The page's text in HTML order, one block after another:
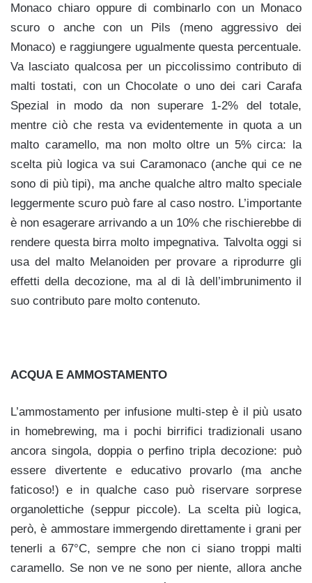
Monaco chiaro oppure di combinarlo con un Monaco
scuro o anche con un Pils (meno aggressivo dei
Monaco) e raggiungere ugualmente questa percentuale.
Va lasciato qualcosa per un piccolissimo contributo di
malti tostati, con un Chocolate o uno dei cari Carafa
Spezial in modo da non superare 1-2% del totale,
mentre ciò che resta va evidentemente in quota a un
malto caramello, ma non molto oltre un 5% circa: la
scelta più logica va sui Caramonaco (anche qui ce ne
sono di più tipi), ma anche qualche altro malto speciale
leggermente scuro può fare al caso nostro. L’importante
è non esagerare arrivando a un 10% che rischierebbe di
rendere questa birra molto impegnativa. Talvolta oggi si
usa del malto Melanoiden per provare a riprodurre gli
effetti della decozione, ma al di là dell’imbrunimento il
suo contributo pare molto contenuto.
ACQUA E AMMOSTAMENTO
L’ammostamento per infusione multi-step è il più usato
in homebrewing, ma i pochi birrifici tradizionali usano
ancora singola, doppia o perfino tripla decozione: può
essere divertente e educativo provarlo (ma anche
faticoso!) e in qualche caso può riservare sorprese
organolettiche (seppur piccole). La scelta più logica,
però, è ammostare immergendo direttamente i grani per
tenerli a 67°C, sempre che non ci siano troppi malti
caramello. Se non ve ne sono per niente, allora anche